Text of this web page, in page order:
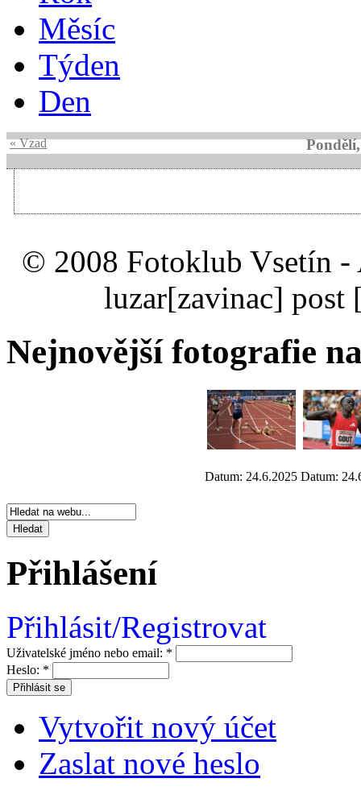
Měsíc
Týden
Den
« Vzad
© 2008 Fotoklub Vsetín -
luzar[zavinac] post
Nejnovější fotografie
Datum: 24.6.2025 Datum:
Přihlášení
Přihlásit/Registrovat
Uživatelské jméno nebo email: *
Heslo: *
Vytvořit nový účet
Zaslat nové heslo